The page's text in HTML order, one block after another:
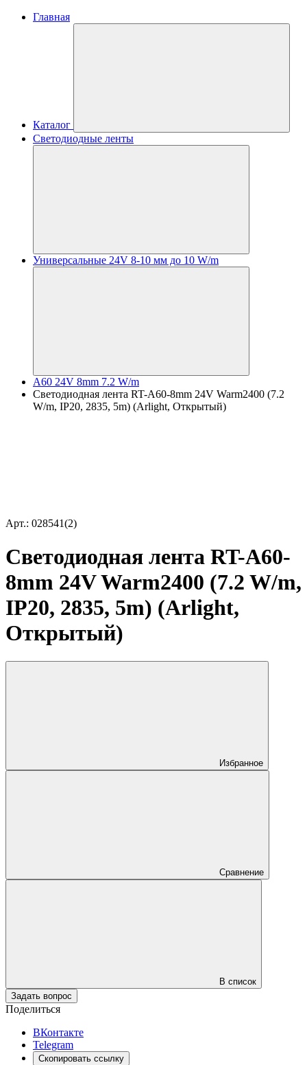
Главная
Каталог
Светодиодные ленты
Универсальные 24V 8-10 мм до 10 W/m
A60 24V 8mm 7.2 W/m
Светодиодная лента RT-A60-8mm 24V Warm2400 (7.2
W/m, IP20, 2835, 5m) (Arlight, Открытый)
Арт.: 028541(2)
Светодиодная лента RT-A60-
8mm 24V Warm2400 (7.2 W/m,
IP20, 2835, 5m) (Arlight,
Открытый)
Избранное
Сравнение
В список
Задать вопрос
Поделиться
ВКонтакте
Telegram
Скопировать ссылку